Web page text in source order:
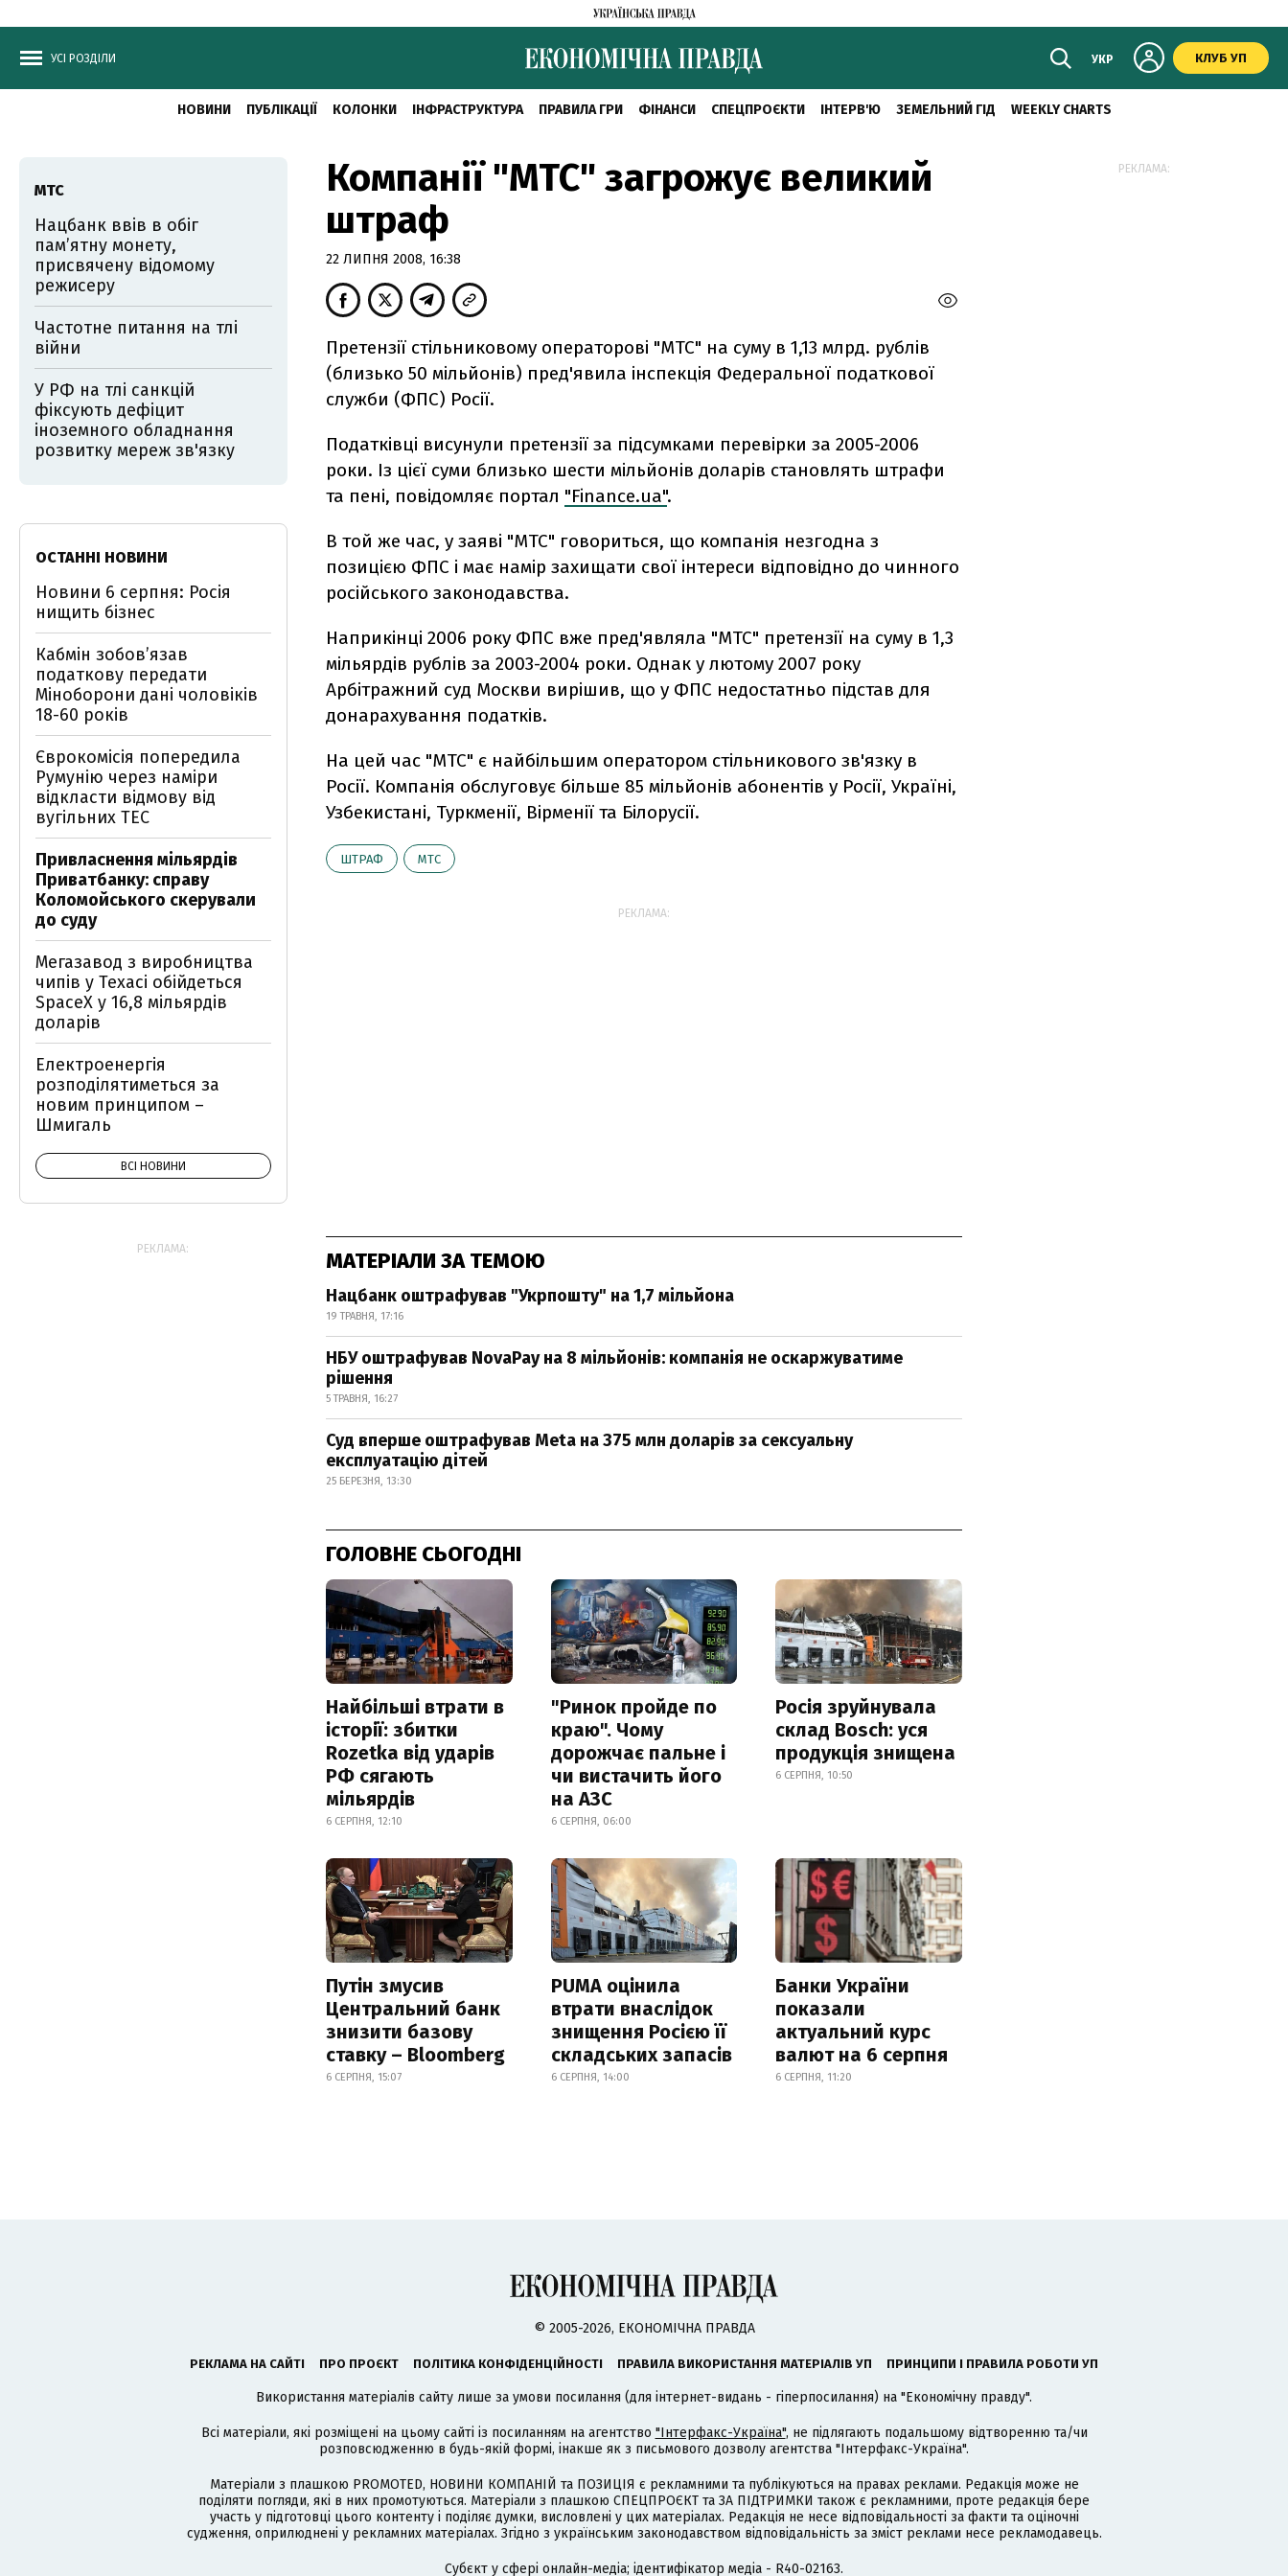
УСІ РОЗДІЛИ УКР КЛУБ УП
НОВИНИ ПУБЛІКАЦІЇ КОЛОНКИ ІНФРАСТРУКТУРА ПРАВИЛА ГРИ ФІНАНСИ СПЕЦПРОЄКТИ ІНТЕРВ'Ю ЗЕМЕЛЬНИЙ ГІД WEEKLY CHARTS
Компанії "МТС" загрожує великий
штраф
22 ЛИПНЯ 2008, 16:38
Претензії стільниковому операторові "МТС" на суму в 1,13 млрд. рублів
(близько 50 мільйонів) пред'явила інспекція Федеральної податкової
служби (ФПС) Росії.
Податківці висунули претензії за підсумками перевірки за 2005-2006
роки. Із цієї суми близько шести мільйонів доларів становлять штрафи
та пені, повідомляє портал "Finance.ua".
В той же час, у заяві "МТС" говориться, що компанія незгодна з
позицією ФПС і має намір захищати свої інтереси відповідно до чинного
російського законодавства.
Наприкінці 2006 року ФПС вже пред'являла "МТС" претензії на суму в 1,3
мільярдів рублів за 2003-2004 роки. Однак у лютому 2007 року
Арбітражний суд Москви вирішив, що у ФПС недостатньо підстав для
донарахування податків.
На цей час "МТС" є найбільшим оператором стільникового зв'язку в
Росії. Компанія обслуговує більше 85 мільйонів абонентів у Росії, Україні,
Узбекистані, Туркменії, Вірменії та Білорусії.
ШТРАФ МТС
РЕКЛАМА:
МАТЕРІАЛИ ЗА ТЕМОЮ
Нацбанк оштрафував "Укрпошту" на 1,7 мільйона
19 ТРАВНЯ, 17:16
НБУ оштрафував NovaPay на 8 мільйонів: компанія не оскаржуватиме
рішення
5 ТРАВНЯ, 16:27
Суд вперше оштрафував Meta на 375 млн доларів за сексуальну
експлуатацію дітей
25 БЕРЕЗНЯ, 13:30
ГОЛОВНЕ СЬОГОДНІ
Найбільші втрати в
історії: збитки
Rozetka від ударів
РФ сягають
мільярдів
6 СЕРПНЯ, 12:10
"Ринок пройде по
краю". Чому
дорожчає пальне і
чи вистачить його
на АЗС
6 СЕРПНЯ, 06:00
Росія зруйнувала
склад Bosch: уся
продукція знищена
6 СЕРПНЯ, 10:50
Путін змусив
Центральний банк
знизити базову
ставку – Bloomberg
6 СЕРПНЯ, 15:07
PUMA оцінила
втрати внаслідок
знищення Росією її
складських запасів
6 СЕРПНЯ, 14:00
Банки України
показали
актуальний курс
валют на 6 серпня
6 СЕРПНЯ, 11:20
МТС
Нацбанк ввів в обіг
пам’ятну монету,
присвячену відомому
режисеру
Частотне питання на тлі
війни
У РФ на тлі санкцій
фіксують дефіцит
іноземного обладнання
розвитку мереж зв'язку
ОСТАННІ НОВИНИ
Новини 6 серпня: Росія
нищить бізнес
Кабмін зобовʼязав
податкову передати
Міноборони дані чоловіків
18-60 років
Єврокомісія попередила
Румунію через наміри
відкласти відмову від
вугільних ТЕС
Привласнення мільярдів
Приватбанку: справу
Коломойського скерували
до суду
Мегазавод з виробництва
чипів у Техасі обійдеться
SpaceX у 16,8 мільярдів
доларів
Електроенергія
розподілятиметься за
новим принципом –
Шмигаль
ВСІ НОВИНИ
РЕКЛАМА:
РЕКЛАМА:
© 2005-2026, ЕКОНОМІЧНА ПРАВДА
РЕКЛАМА НА САЙТІ ПРО ПРОЄКТ ПОЛІТИКА КОНФІДЕНЦІЙНОСТІ ПРАВИЛА ВИКОРИСТАННЯ МАТЕРІАЛІВ УП ПРИНЦИПИ І ПРАВИЛА РОБОТИ УП
Використання матеріалів сайту лише за умови посилання (для інтернет-видань - гіперпосилання) на "Економічну правду".
Всі матеріали, які розміщені на цьому сайті із посиланням на агентство "Інтерфакс-Україна", не підлягають подальшому відтворенню та/чи
розповсюдженню в будь-якій формі, інакше як з письмового дозволу агентства "Інтерфакс-Україна".
Матеріали з плашкою PROMOTED, НОВИНИ КОМПАНІЙ та ПОЗИЦІЯ є рекламними та публікуються на правах реклами. Редакція може не
поділяти погляди, які в них промотуються. Матеріали з плашкою СПЕЦПРОЄКТ та ЗА ПІДТРИМКИ також є рекламними, проте редакція бере
участь у підготовці цього контенту і поділяє думки, висловлені у цих матеріалах. Редакція не несе відповідальності за факти та оціночні
судження, оприлюднені у рекламних матеріалах. Згідно з українським законодавством відповідальність за зміст реклами несе рекламодавець.
Cубєкт у сфері онлайн-медіа; ідентифікатор медіа - R40-02163.